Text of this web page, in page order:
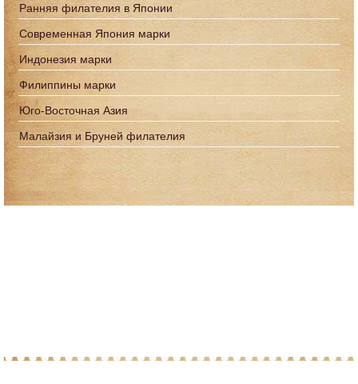
Ранняя филателия в Японии
Современная Япония марки
Индонезия марки
Филиппины марки
Юго-Восточная Азия
Малайзия и Бруней филателия